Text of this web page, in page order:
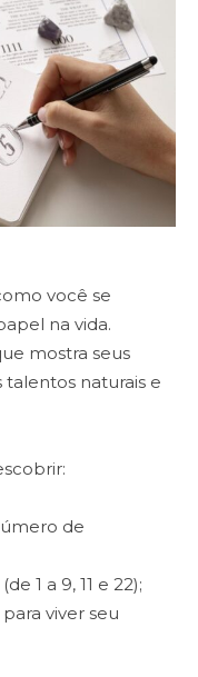
você se
na vida.
mostra seus
talentos naturais e
de
1 a 9, 11 e 22);
viver seu